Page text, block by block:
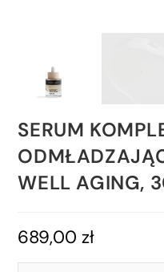
SERUM
WELL AGING,
689,00zł